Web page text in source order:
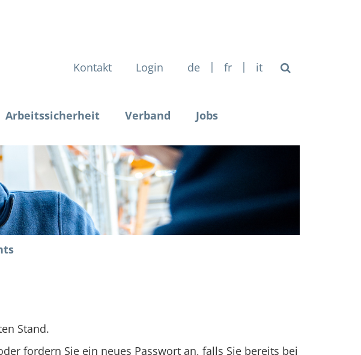
Kontakt Login de | fr | it
Arbeitssicherheit Verband Jobs
Stand.
fordern Sie ein neues Passwort an, falls Sie bereits bei